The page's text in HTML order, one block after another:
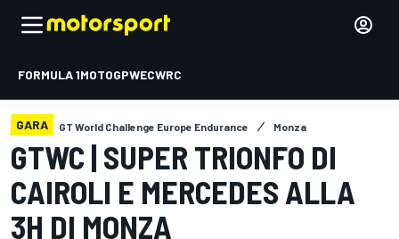
FORMULA 1MOTOGPWECWRC
GARA GT World Challenge Europe Endurance Monza
GTWC | SUPER TRIONFO DI
CAIROLI E MERCEDES ALLA
3H DI MONZA